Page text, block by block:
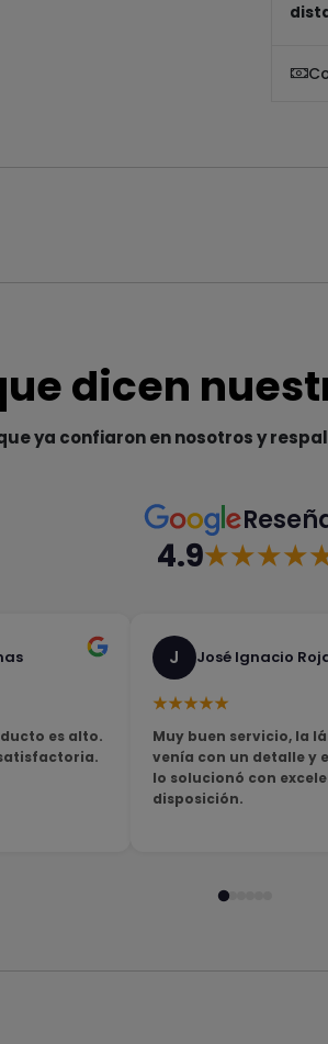
dicen
ya confiaron en nosotros y
4.9
es alto.
J José Ignacio
★★★★★
Muy buen servicio, la
venía con un detalle y
lo solucionó con
disposición.